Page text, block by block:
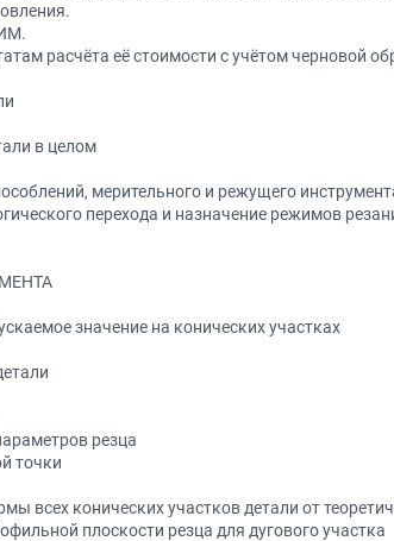
расчёта её стоимости с учётом черновой
в целом
мерительного и режущего
перехода и назначение режимов
значение на конических участках
резца
точки
всех конических участков детали от
плоскости резца для дугового участка